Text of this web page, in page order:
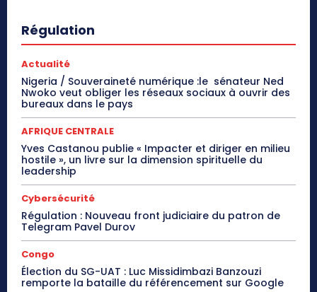
Régulation
Actualité
Nigeria / Souveraineté numérique :le sénateur Ned
Nwoko veut obliger les réseaux sociaux à ouvrir des
bureaux dans le pays
AFRIQUE CENTRALE
Yves Castanou publie « Impacter et diriger en milieu
hostile », un livre sur la dimension spirituelle du
leadership
Cybersécurité
Régulation : Nouveau front judiciaire du patron de
Telegram Pavel Durov
Congo
Élection du SG-UAT : Luc Missidimbazi Banzouzi
remporte la bataille du référencement sur Google